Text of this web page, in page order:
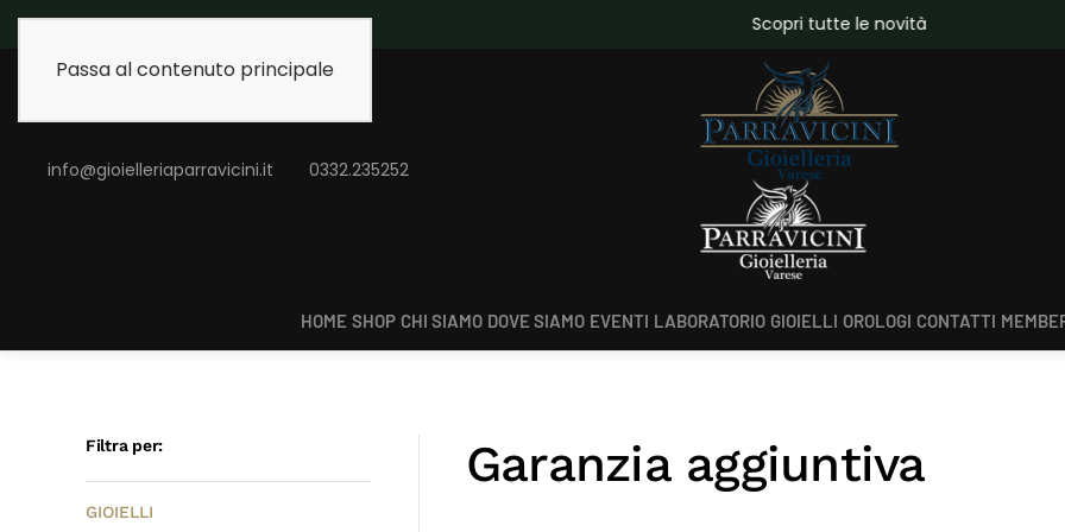
Passa al contenuto principale
Spedizione gratuita da €150,00 Scopri tutte le novità
info@gioielleriaparravicini.it 0332.235252
HOME SHOP CHI SIAMO DOVE SIAMO EVENTI LABORATORIO GIOIELLI OROLOGI CONTATTI
Garanzia aggiuntiva
Filtra per:
GIOIELLI